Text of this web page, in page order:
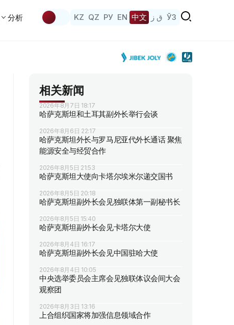
分析 KZ QZ РУ EN 中文 ق ز ЎЗ
相关新闻
2026年8月7日 18:17
哈萨克斯坦和土耳其副外长举行会谈
2026年8月6日 22:17
哈萨克斯坦外长与罗马尼亚代外长通话 聚焦
能源安全与经贸合作
2026年8月5日 21:53
哈萨克斯坦大使向卡塔尔埃米尔递交国书
2026年8月5日 20:18
哈萨克斯坦副外长会见独联体第一副秘书长
2026年8月5日 15:40
哈萨克斯坦副外长会见卡塔尔大使
2026年8月4日 16:17
哈萨克斯坦副外长会见中国驻哈大使
2026年8月4日 10:05
中央选举委员会主席会见独联体议会间大会
观察团
2026年8月3日 13:16
上合组织国家将加强信息领域合作